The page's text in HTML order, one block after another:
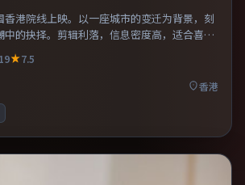
香港院线上映。以一座城市的变迁为背景，刻
中的抉择。剪辑利落，信息密度高，适合喜欢
整体完成度较高，适合周末一口气看完。
7.5
香港